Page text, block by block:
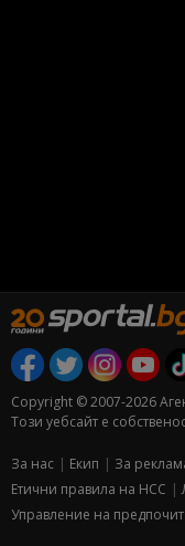
Copyright © 2007-2026
Този уебсайт е
За нас Екип За
Етични правила на НСС
Управление на